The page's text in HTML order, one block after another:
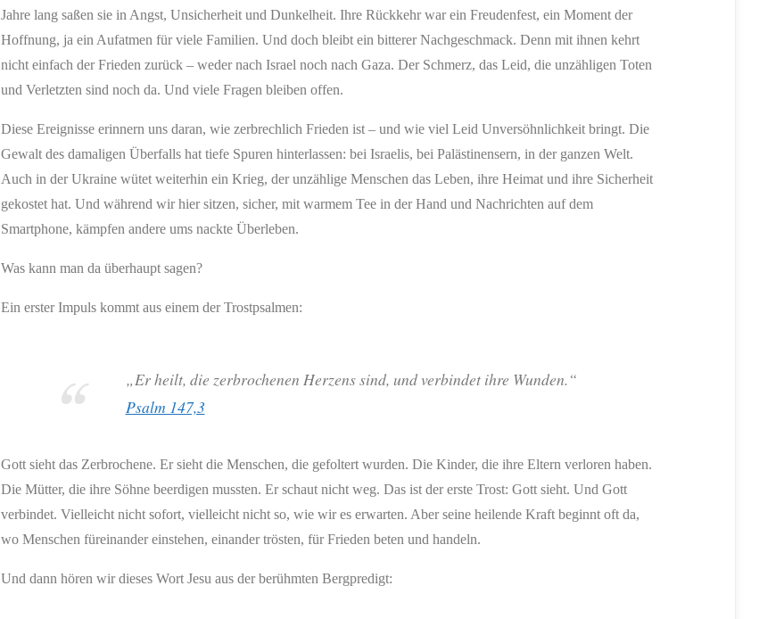
Jahre lang saßen sie in Angst, Unsicherheit und Dunkelheit. Ihre Rückkehr war ein Freudenfest, ein Moment der
Hoffnung, ja ein Aufatmen für viele Familien. Und doch bleibt ein bitterer Nachgeschmack. Denn mit ihnen kehrt
nicht einfach der Frieden zurück – weder nach Israel noch nach Gaza. Der Schmerz, das Leid, die unzähligen Toten
und Verletzten sind noch da. Und viele Fragen bleiben offen.
Diese Ereignisse erinnern uns daran, wie zerbrechlich Frieden ist – und wie viel Leid Unversöhnlichkeit bringt. Die
Gewalt des damaligen Überfalls hat tiefe Spuren hinterlassen: bei Israelis, bei Palästinensern, in der ganzen Welt.
Auch in der Ukraine wütet weiterhin ein Krieg, der unzählige Menschen das Leben, ihre Heimat und ihre Sicherheit
gekostet hat. Und während wir hier sitzen, sicher, mit warmem Tee in der Hand und Nachrichten auf dem
Smartphone, kämpfen andere ums nackte Überleben.
Was kann man da überhaupt sagen?
Ein erster Impuls kommt aus einem der Trostpsalmen:
„Er heilt, die zerbrochenen Herzens sind, und verbindet ihre Wunden.“
Psalm 147,3
Gott sieht das Zerbrochene. Er sieht die Menschen, die gefoltert wurden. Die Kinder, die ihre Eltern verloren haben.
Die Mütter, die ihre Söhne beerdigen mussten. Er schaut nicht weg. Das ist der erste Trost: Gott sieht. Und Gott
verbindet. Vielleicht nicht sofort, vielleicht nicht so, wie wir es erwarten. Aber seine heilende Kraft beginnt oft da,
wo Menschen füreinander einstehen, einander trösten, für Frieden beten und handeln.
Und dann hören wir dieses Wort Jesu aus der berühmten Bergpredigt: